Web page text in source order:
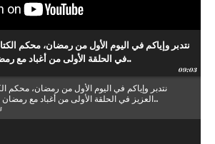
نتدبر وإياكم في اليوم الأول من رمضان، محكم
في الحلقة الأولى من أغباد مع رمضان بيجل..
09:03
نتدبر وإياكم في اليوم الأول من رمضان، محكم
العزيز في الحلقة الأولى من أغباد مع رمضان بيجل..